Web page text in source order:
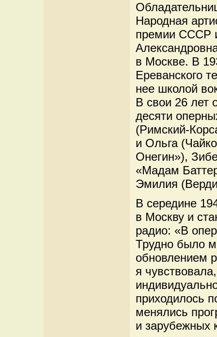
Народная
премии СССР
в Москве. В
Ереванского
нее школой
В свои 26 лет
десяти
(Римский-
и Ольга
Онегин»),
«Мадам
Эмилия
В середине
в Москву и
радио: «В
Трудно было
обновлением
я
приходилось
менялись
и зарубежных